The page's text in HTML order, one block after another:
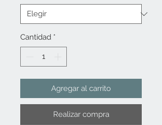
Cantidad *
Agregar al carrito
Realizar compra